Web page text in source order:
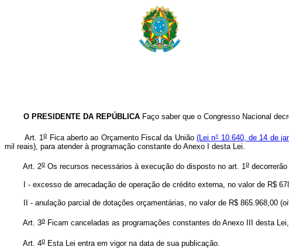
O PRESIDENTE DA REPÚBLICA Faço saber que o Congresso Nacional
Art. 1oFica aberto ao Orçamento Fiscal da União(Lei n°10.640, de 14 de
mil reais), para atender à programação constante do Anexo I desta Lei.
Art. 2o Os recursos necessários à execução do disposto no art. 1o decorrerão
I - excesso de arrecadação de operação de crédito externa, no valor de R$
II - anulação parcial de dotações orçamentárias, no valor de R$ 865.968,00
Art. 3o Ficam canceladas as programações constantes do Anexo III desta
Art. 4o Esta Lei entra em vigor na data de sua publicação.